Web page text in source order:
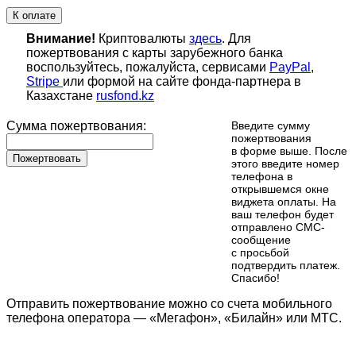
К оплате
Внимание! Криптовалюты здесь. Для
пожертвования с карты зарубежного банка
воспользуйтесь, пожалуйста, сервисами PayPal ,
Stripe или формой на сайте фонда-партнера в
Казахстане rusfond.kz
Сумма пожертвования:
Пожертвовать
Введите сумму
пожертвования
в форме выше. После
этого введите номер
телефона в
открывшемся окне
виджета оплаты. На
ваш телефон будет
отправлено СМС-
сообщение
с просьбой
подтвердить платеж.
Cпасибо!
Отправить пожертвование можно со счета мобильного
телефона оператора — «Мегафон», «Билайн» или МТС.